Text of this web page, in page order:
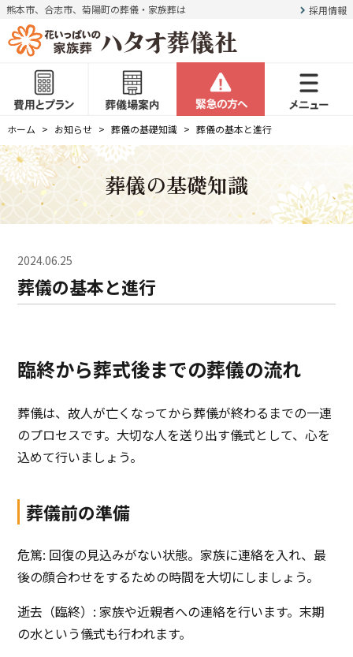
熊本市、合志市、菊陽町の葬儀・家族葬は 採用情報
ホーム お知らせ 葬儀の基礎知識 葬儀の基本と進行
葬儀の基礎知識
2024.06.25
葬儀の基本と進行
臨終から葬式後までの葬儀の流れ
葬儀は、故人が亡くなってから葬儀が終わるまでの一連
のプロセスです。大切な人を送り出す儀式として、心を
込めて行いましょう。
葬儀前の準備
危篤: 回復の見込みがない状態。家族に連絡を入れ、最
後の顔合わせをするための時間を大切にしましょう。
逝去（臨終）: 家族や近親者への連絡を行います。末期
の水という儀式も行われます。